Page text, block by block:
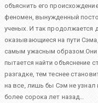
объяснить его
феномен, вынужденный
ученых. И так продолжается
оказывающиеся на пути
самым ужасным
пытается найти объяснение
разгадке, тем теснее
на все, лишь бы Сэм не узнал
более сорока лет назад…